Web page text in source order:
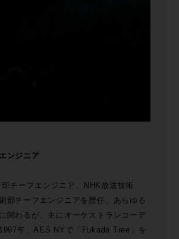
ンジニア
チーフエンジニア、NHK放送技術
部チーフエンジニアを歴任。あらゆる
関わるが、主にオーケストラレコーデ
年、AES NYで「Fukada Tree」を